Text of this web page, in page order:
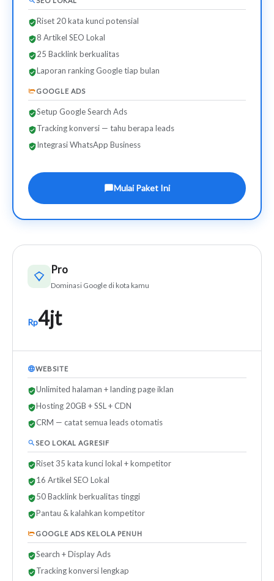
Riset 20 kata kunci potensial
8 Artikel SEO Lokal
25 Backlink berkualitas
Laporan ranking Google tiap bulan
GOOGLE ADS
Setup Google Search Ads
Tracking konversi — tahu berapa leads
Integrasi WhatsApp Business
Mulai Paket Ini
Pro
Dominasi Google di kota kamu
Rp4jt
WEBSITE
Unlimited halaman + landing page iklan
Hosting 20GB + SSL + CDN
CRM — catat semua leads otomatis
SEO LOKAL AGRESIF
Riset 35 kata kunci lokal + kompetitor
16 Artikel SEO Lokal
50 Backlink berkualitas tinggi
Pantau & kalahkan kompetitor
GOOGLE ADS KELOLA PENUH
Search + Display Ads
Tracking konversi lengkap